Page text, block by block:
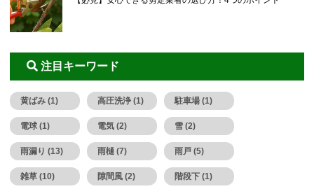
注目キーワード
黄ばみ (1) 高圧洗浄 (1) 駐車場 (1)
電球 (1) 電気 (2) 雪 (2)
雨漏り (13) 雨樋 (7) 雨戸 (5)
雑草 (10) 隙間風 (2) 階段下 (1)